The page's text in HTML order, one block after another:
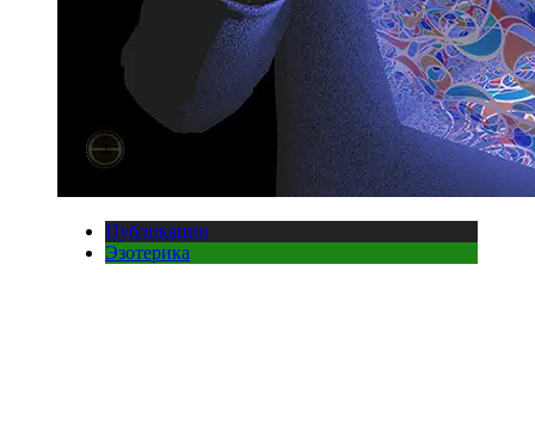
Публикации
Эзотерика